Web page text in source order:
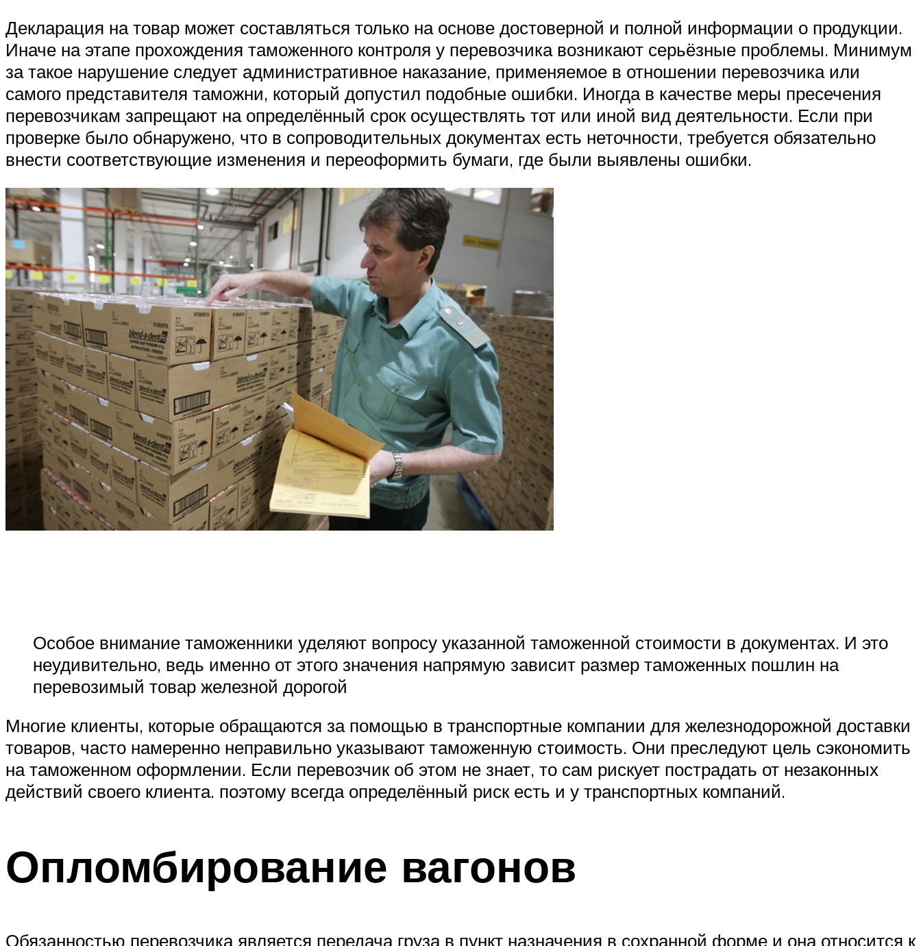
Декларация на товар может составляться только на основе достоверной и полной информации о продукции.
Иначе на этапе прохождения таможенного контроля у перевозчика возникают серьёзные проблемы. Минимум
за такое нарушение следует административное наказание, применяемое в отношении перевозчика или
самого представителя таможни, который допустил подобные ошибки. Иногда в качестве меры пресечения
перевозчикам запрещают на определённый срок осуществлять тот или иной вид деятельности. Если при
проверке было обнаружено, что в сопроводительных документах есть неточности, требуется обязательно
внести соответствующие изменения и переоформить бумаги, где были выявлены ошибки.
Особое внимание таможенники уделяют вопросу указанной таможенной стоимости в документах. И это
неудивительно, ведь именно от этого значения напрямую зависит размер таможенных пошлин на
перевозимый товар железной дорогой
Многие клиенты, которые обращаются за помощью в транспортные компании для железнодорожной доставки
товаров, часто намеренно неправильно указывают таможенную стоимость. Они преследуют цель сэкономить
на таможенном оформлении. Если перевозчик об этом не знает, то сам рискует пострадать от незаконных
действий своего клиента. поэтому всегда определённый риск есть и у транспортных компаний.
Опломбирование вагонов
Обязанностью перевозчика является передача груза в пункт назначения в сохранной форме и она относится к